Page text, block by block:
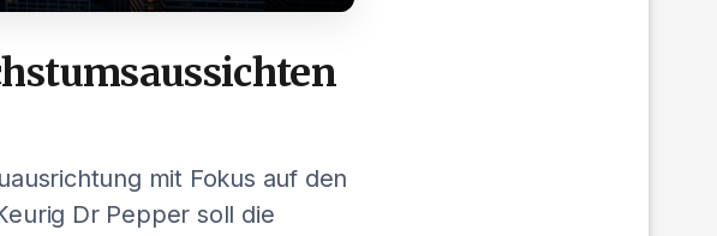
mit Fokus auf den
Dr Pepper soll die